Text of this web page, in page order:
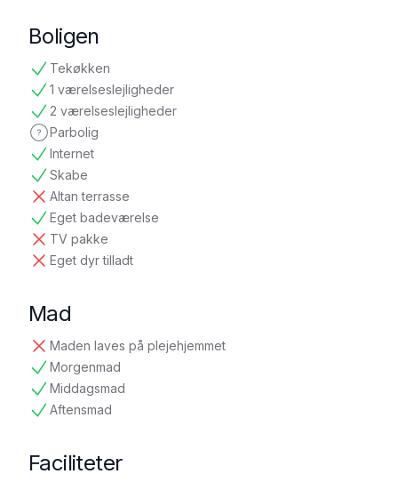
Boligen
Tekøkken
tilgængelig
1 værelseslejligheder
tilgængelig
2 værelseslejligheder
tilgængelig
Parbolig
ikke oplyst
Internet
tilgængelig
Skabe
tilgængelig
Altan terrasse
ikke tilgængelig
Eget badeværelse
tilgængelig
TV pakke
ikke tilgængelig
Eget dyr tilladt
ikke tilgængelig
Mad
Maden laves på plejehjemmet
ikke tilgængelig
Morgenmad
tilgængelig
Middagsmad
tilgængelig
Aftensmad
tilgængelig
Faciliteter